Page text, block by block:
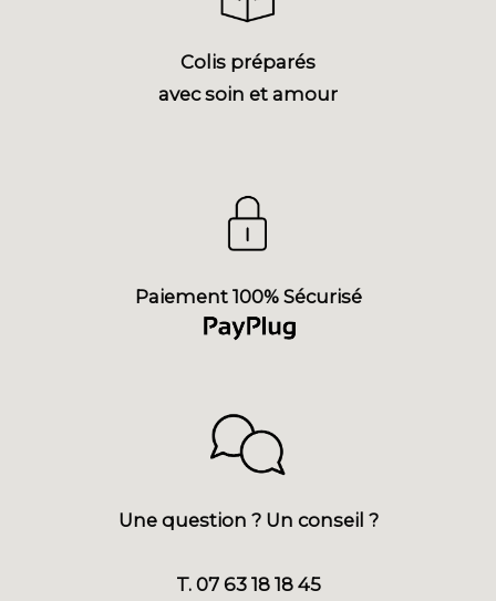
Colis préparés
avec soin et amour
Paiement 100% Sécurisé
Une question ? Un conseil ?
T. 07 63 18 18 45